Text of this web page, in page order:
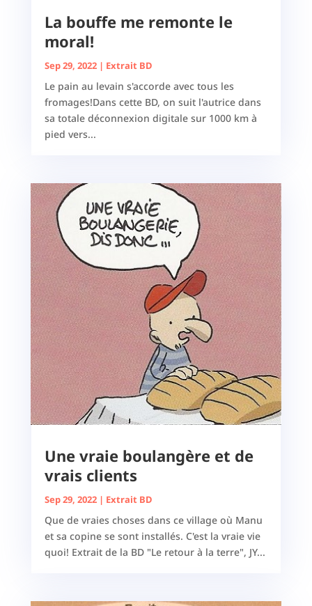
La bouffe me remonte le
moral!
Sep 29, 2022| Extrait BD
Le pain au levain s'accorde avec tous les
fromages!Dans cette BD, on suit l'autrice dans
sa totale déconnexion digitale sur 1000 km à
pied vers...
Une vraie boulangère et de
vrais clients
Sep 29, 2022| Extrait BD
Que de vraies choses dans ce village où Manu
et sa copine se sont installés. C'est la vraie vie
quoi! Extrait de la BD "Le retour à la terre", JY...